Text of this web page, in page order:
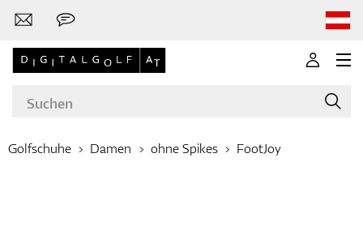
Golfschuhe Damen ohne Spikes FootJoy